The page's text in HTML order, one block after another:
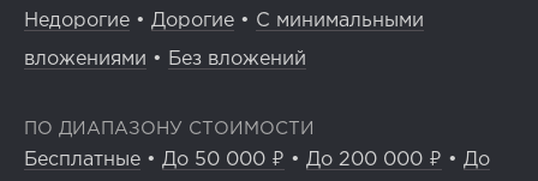
Недорогие • Дорогие • С минимальными
вложениями • Без вложений
ПО ДИАПАЗОНУ СТОИМОСТИ
Бесплатные • До 50 000 ₽ • До 200 000 ₽ • До